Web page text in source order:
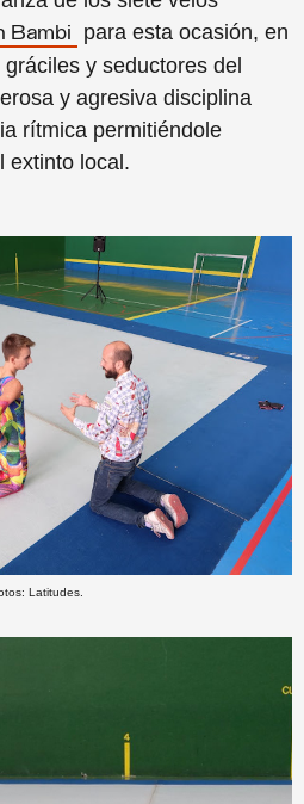
Bambi para esta ocasión, en
y seductores del
y agresiva disciplina
rítmica permitiéndole
extinto local.
Latitudes.